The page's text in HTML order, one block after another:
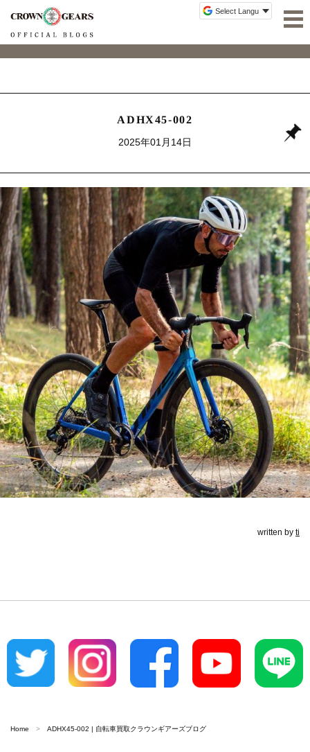
ADHX45-002
2025年01月14日
written by ti
Home ADHX45-002 | 自転車買取クラウンギアーズブログ